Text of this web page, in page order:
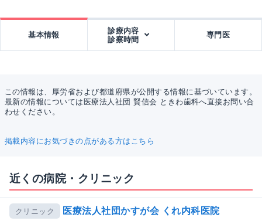
基本情報
診療内容
診察時間
専門医
この情報は、厚労省および都道府県が公開する情報に基づいています。
最新の情報については医療法人社団 賢信会 ときわ歯科へ直接お問い合
わせください。
掲載内容にお気づきの点がある方はこちら
近くの病院・クリニック
クリニック 医療法人社団かすが会 くれ内科医院